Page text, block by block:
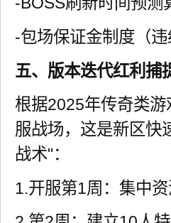
-包场保证金制度（违
五、版本迭代红利捕
根据2025年传奇类
服战场，这是新区快
战术"：
1.开服第1周：集中